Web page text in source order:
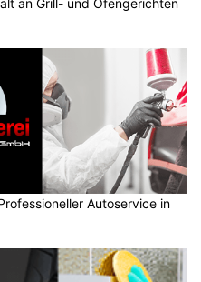
an Grill- und Ofengerichten
Autoservice in